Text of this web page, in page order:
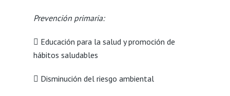
Prevención primaria:
 Educación para la salud y promoción de
hábitos saludables
 Disminución del riesgo ambiental